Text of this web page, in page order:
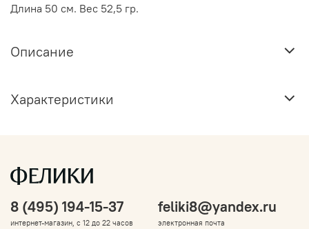
Длина 50 см. Вес 52,5 гр.
Описание
Характеристики
8 (495) 194-15-37
интернет-магазин, с 12 до 22 часов
feliki8@yandex.ru
электронная почта